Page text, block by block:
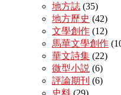
地方誌 (35)
地方歷史 (42)
文學創作 (12)
馬華文學創作
華文詩集 (22)
微型小説 (6)
評論期刊 (6)
史料 (29)